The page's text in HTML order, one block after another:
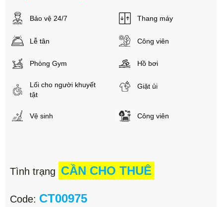
Bảo vệ 24/7 Thang máy
Lễ tân Công viên
Phòng Gym Hồ bơi
Lối cho người khuyết
tật
Giặt ủi
Vệ sinh Công viên
Tình trạng CẦN CHO THUÊ
Code: CT00975